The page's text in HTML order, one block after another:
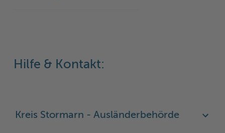
Hilfe & Kontakt:
Kreis Stormarn - Ausländerbehörde